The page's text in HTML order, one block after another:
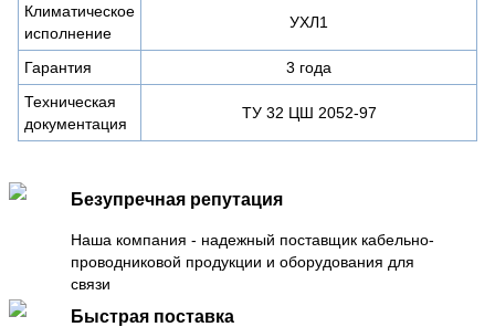
Климатическое
исполнение
УХЛ1
Гарантия
3 года
Техническая
документация
ТУ 32 ЦШ 2052-97
Безупречная репутация
Наша компания - надежный поставщик кабельно-
проводниковой продукции и оборудования для
связи
Быстрая поставка